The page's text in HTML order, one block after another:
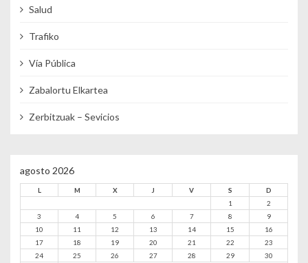
Salud
Trafiko
Vía Pública
Zabalortu Elkartea
Zerbitzuak – Sevicios
agosto 2026
L M X J V S
D
1
2
3
4 5 6 7 8
9
10
11 12 13 14 15
16
17
18 19 20 21 22
23
24
25 26 27 28 29
30